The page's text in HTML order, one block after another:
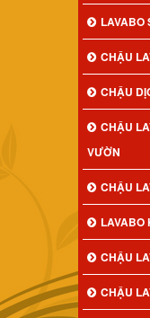
LAVABO
CHẬU
CHẬU
CHẬU
VƯỜN
CHẬU
LAVABO
CHẬU
CHẬU